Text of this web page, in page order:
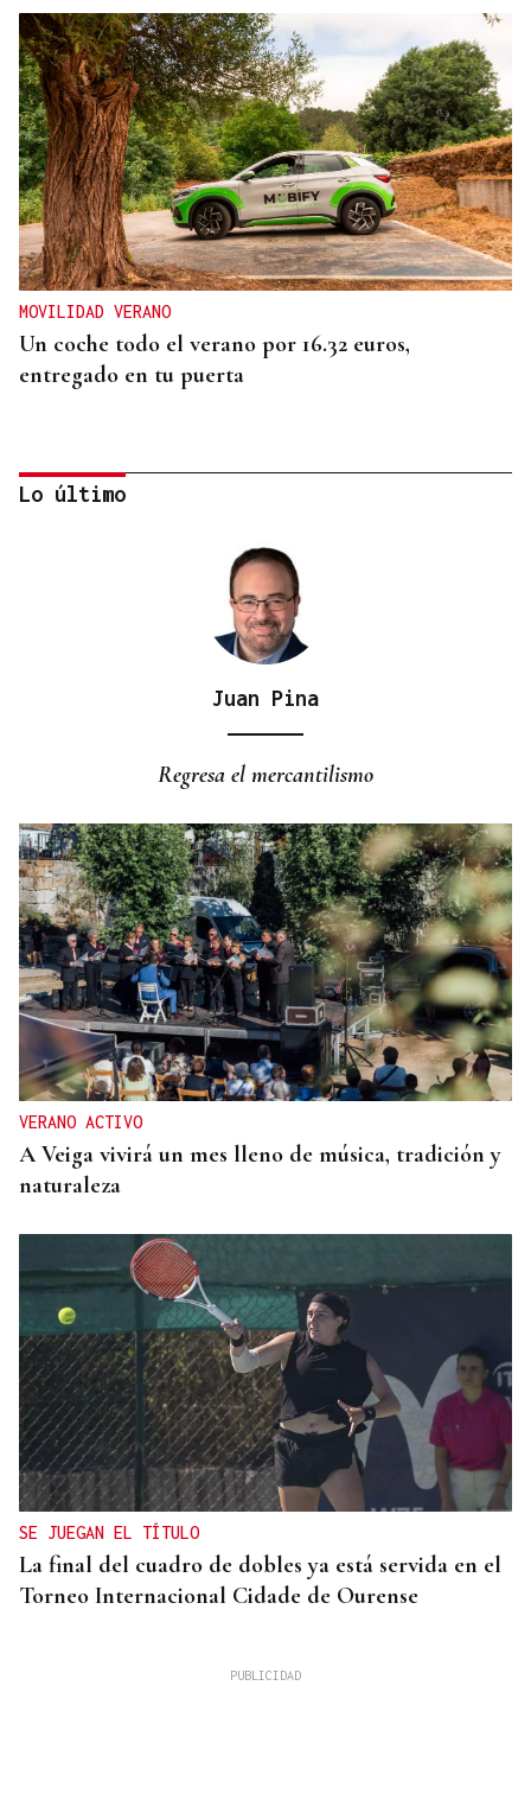
MOVILIDAD VERANO
Un coche todo el verano por 16.32 euros,
entregado en tu puerta
cantera de Untes
Lo último
Juan Pina
Regresa el mercantilismo
VERANO ACTIVO
A Veiga vivirá un mes lleno de música, tradición y
naturaleza
SE JUEGAN EL TÍTULO
La final del cuadro de dobles ya está servida en el
Torneo Internacional Cidade de Ourense